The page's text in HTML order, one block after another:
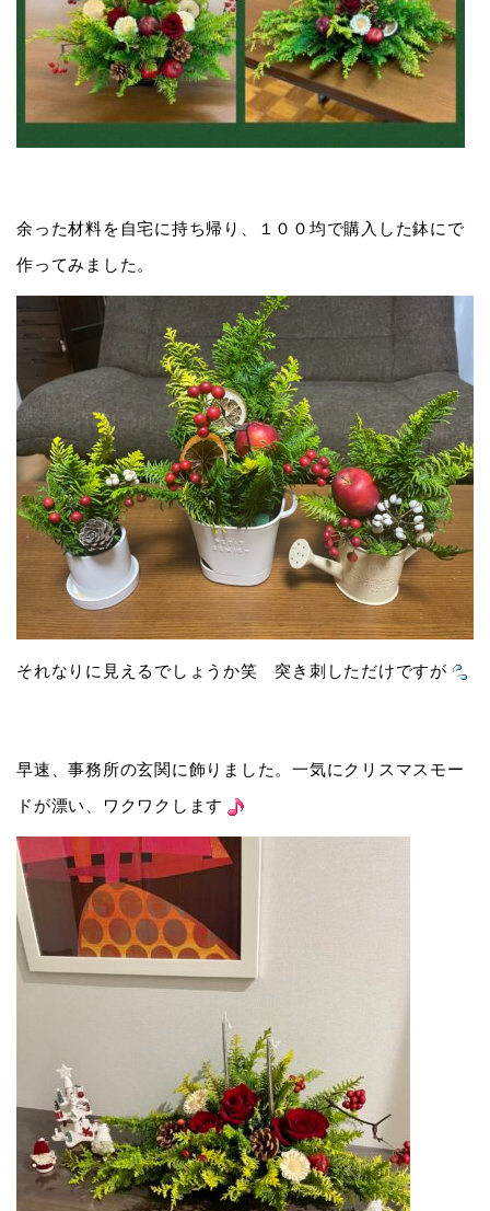
余った材料を自宅に持ち帰り、１００均で購入した鉢にで
作ってみました。
それなりに見えるでしょうか笑 突き刺しただけですが
早速、事務所の玄関に飾りました。一気にクリスマスモー
ドが漂い、ワクワクします